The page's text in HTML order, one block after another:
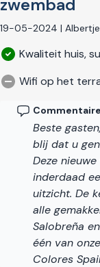
versant sud de la
randonnées parmi
chaux. La station
voiture et vous
détendre dans
accessibles en
visiter des
château de
centres
plage, cette
endroits vierges
les sports
Si vous cherchez
dans l’une des
zwembad
19-05-2024 | Albertje
Kwaliteit huis,
Wifi op het
Beste
blij dat u
Deze
inderdaad
uitzicht. De
alle
Salobreña
één van
Colores